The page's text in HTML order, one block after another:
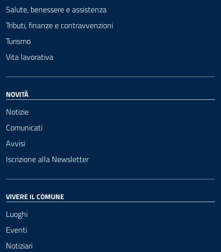
Salute, benessere e assistenza
Tributi, finanze e contravvenzioni
Turismo
Vita lavorativa
NOVITÀ
Notizie
Comunicati
Avvisi
Iscrizione alla Newsletter
VIVERE IL COMUNE
Luoghi
Eventi
Notiziari